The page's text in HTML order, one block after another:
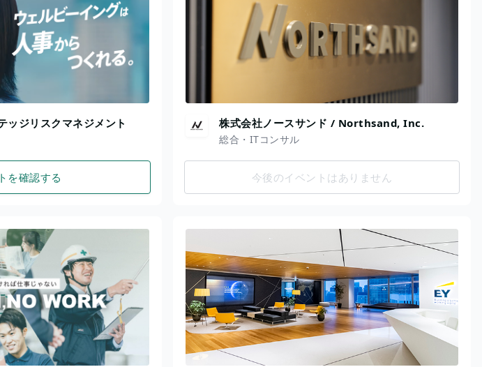
ッジリスクマネジメント
を確認する
株式会社ノースサンド / Northsand, Inc.
総合・ITコンサル
今後のイベントはありません